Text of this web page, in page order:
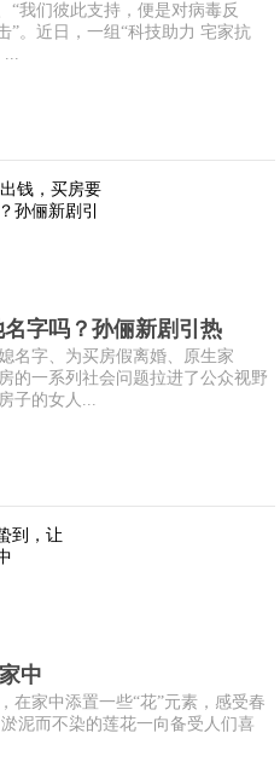
“我们彼此支持，便是对病毒反
”。近日，一组“科技助力 宅家抗
字吗？孙俪新剧引热
名字、为买房假离婚、原生家
一系列社会问题拉进了公众视野
子的女人...
中
在家中添置一些“花”元素，感受春
泥而不染的莲花一向备受人们喜